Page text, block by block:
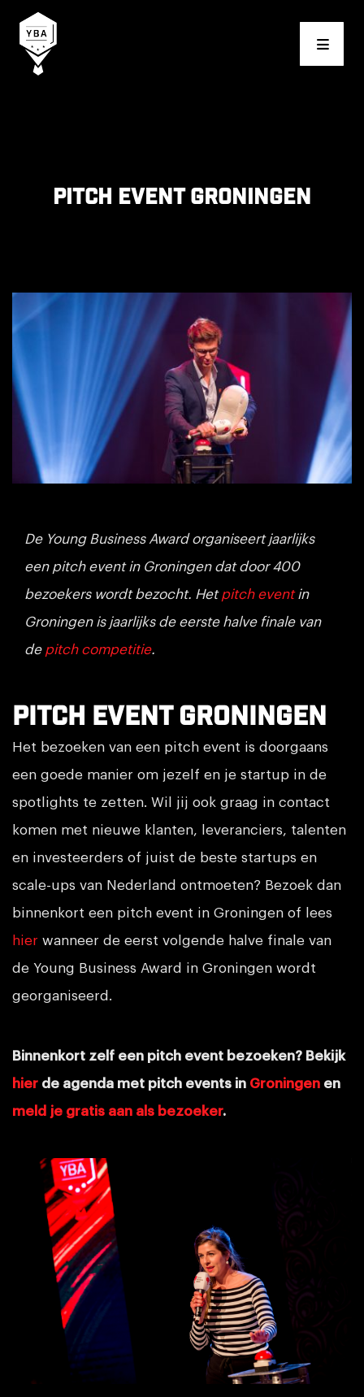
Young Business Award
Pitch event Groningen
De Young Business Award organiseert jaarlijks
een pitch event in Groningen dat door 400
bezoekers wordt bezocht. Hetpitch eventin
Groningen is jaarlijks de eerste halve finale van
de pitch competitie.
Pitch event Groningen
Het bezoeken van een pitch event is doorgaans
een goede manier om jezelf en je startup in de
spotlights te zetten. Wil jij ook graag in contact
komen met nieuwe klanten, leveranciers, talenten
en investeerders of juist de beste startups en
scale-ups van Nederland ontmoeten? Bezoek dan
binnenkort een pitch event in Groningen of lees
hier wanneer de eerst volgende halve finale van
de Young Business Award in Groningen wordt
georganiseerd.
Binnenkort zelf een pitch event bezoeken? Bekijk
hier de agenda met pitch events in Groningen en
meld je gratis aan als bezoeker.